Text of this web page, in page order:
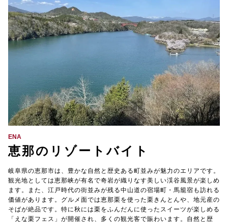
よくあるご質問
会員登録
0120-932-959
【TEL受付】9:30～18:00 土日・祝日定休
ENA
恵那のリゾートバイト
岐阜県の恵那市は、豊かな自然と歴史ある町並みが魅力のエリアです。
観光地としては恵那峡が有名で奇岩が織りなす美しい渓谷風景が楽しめ
ます。また、江戸時代の街並みが残る中山道の宿場町・馬籠宿も訪れる
価値があります。グルメ面では恵那栗を使った栗きんとんや、地元産の
そばが絶品です。特に秋には栗をふんだんに使ったスイーツが楽しめる
「えな栗フェス」が開催され、多くの観光客で賑わいます。自然と歴